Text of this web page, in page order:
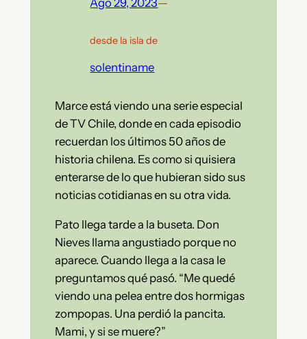
Ago 29, 2023—
desde la isla de
solentiname
Marce está viendo una serie especial
de TV Chile, donde en cada episodio
recuerdan los últimos 50 años de
historia chilena. Es como si quisiera
enterarse de lo que hubieran sido sus
noticias cotidianas en su otra vida.
Pato llega tarde a la buseta. Don
Nieves llama angustiado porque no
aparece. Cuando llega a la casa le
preguntamos qué pasó. “Me quedé
viendo una pelea entre dos hormigas
zompopas. Una perdió la pancita.
Mami, y si se muere?”